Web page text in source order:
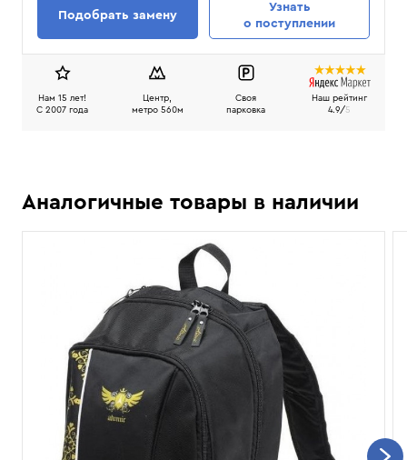
Подобрать замену
Узнать
о поступлении
Нам 15 лет!
C 2007 года
Центр,
метро 560м
Своя
парковка
Наш рейтинг
4.9/5
Аналогичные товары в наличии